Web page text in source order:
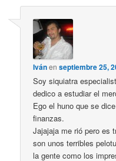
Ivánenseptiembre 25,
Soy siquiatra
dedico a estudiar el
Ego el huno que se
finanzas.
Jajajaja me rió pero es
son unos terribles
la gente como los